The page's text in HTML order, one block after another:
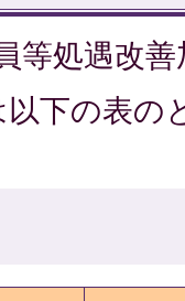
等処遇改
下の表の